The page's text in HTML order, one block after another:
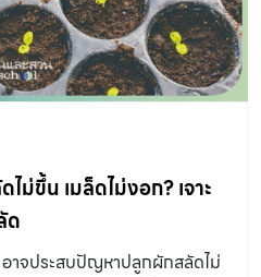
ไม่ขึ้น เมล็ดไม่งอก? เจาะ
ด
าจประสบปัญหาปลูกผักสลัดไม่